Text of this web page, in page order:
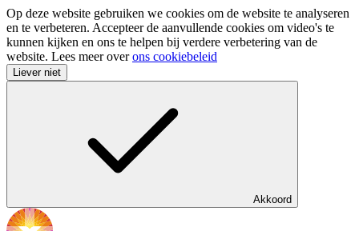
Op deze website gebruiken we cookies om de website te analyseren
en te verbeteren. Accepteer de aanvullende cookies om video's te
kunnen kijken en ons te helpen bij verdere verbetering van de
website. Lees meer overons cookiebeleid
Liever niet
Akkoord